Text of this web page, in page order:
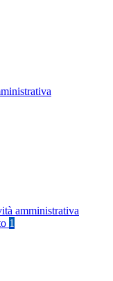
amministrativa
1